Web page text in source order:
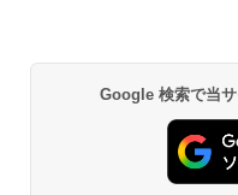
￥250
【
ET ラ
￥
異世
エース)
￥832
Google 検索で当